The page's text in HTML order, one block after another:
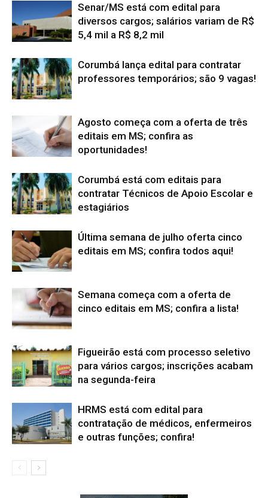
Senar/MS está com edital para
diversos cargos; salários variam de R$
5,4 mil a R$ 8,2 mil
Corumbá lança edital para contratar
professores temporários; são 9 vagas!
Agosto começa com a oferta de três
editais em MS; confira as
oportunidades!
Corumbá está com editais para
contratar Técnicos de Apoio Escolar e
estagiários
Última semana de julho oferta cinco
editais em MS; confira todos aqui!
Semana começa com a oferta de
cinco editais em MS; confira a lista!
Figueirão está com processo seletivo
para vários cargos; inscrições acabam
na segunda-feira
HRMS está com edital para
contratação de médicos, enfermeiros
e outras funções; confira!